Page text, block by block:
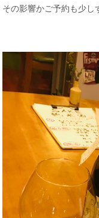
その影響かご予約も少し